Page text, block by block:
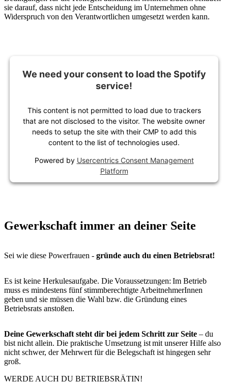
sie darauf, dass nicht jede Entscheidung im Unternehmen ohne
Widerspruch von den Verantwortlichen umgesetzt werden kann.
We need your consent to load the Spotify
service!
This content is not permitted to load due to trackers
that are not disclosed to the visitor. The website owner
needs to setup the site with their CMP to add this
content to the list of technologies used.
Powered by Usercentrics Consent Management
Platform
Gewerkschaft immer an deiner Seite
Sei wie diese Powerfrauen - gründe auch du einen Betriebsrat!
Es ist keine Herkulesaufgabe. Die Voraussetzungen: Im Betrieb
muss es mindestens fünf stimmberechtigte ArbeitnehmerInnen
geben und sie müssen die Wahl bzw. die Gründung eines
Betriebsrats anstoßen.
Deine Gewerkschaft steht dir bei jedem Schritt zur Seite – du
bist nicht allein. Die praktische Umsetzung ist mit unserer Hilfe also
nicht schwer, der Mehrwert für die Belegschaft ist hingegen sehr
groß.
WERDE AUCH DU BETRIEBSRÄTIN!